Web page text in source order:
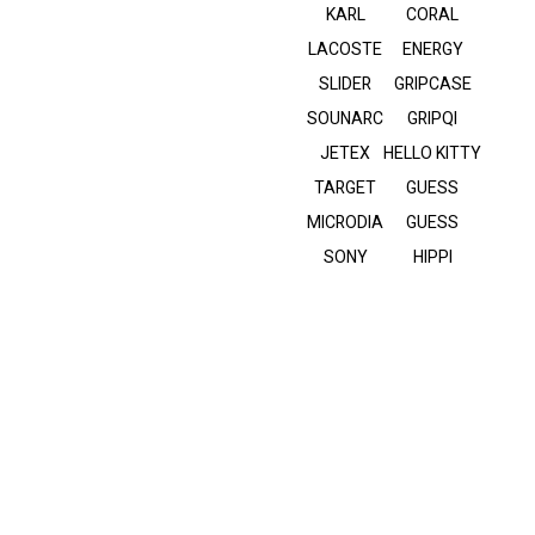
CORAL
ENERGY
GRIPCASE
GRIPQI
HELLO KITTY
GUESS
GUESS
HIPPI
KARL
LACOSTE
SLIDER
SOUNARC
JETEX
TARGET
MICRODIA
SONY